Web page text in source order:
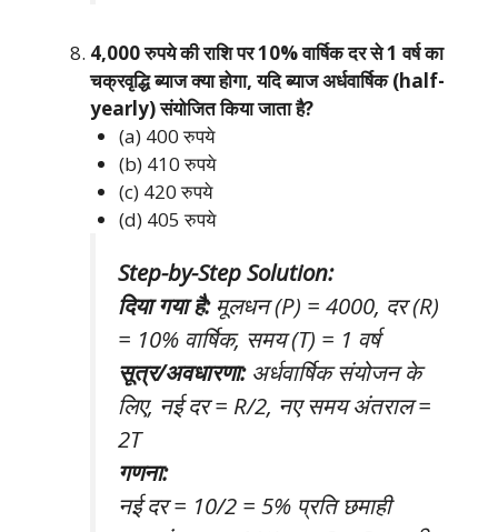
4,000 रुपये की राशि पर 10% वार्षिक दर से 1 वर्ष का
चक्रवृद्धि ब्याज क्या होगा, यदि ब्याज अर्धवार्षिक (half-
yearly) संयोजित किया जाता है?
(a) 400 रुपये
(b) 410 रुपये
(c) 420 रुपये
(d) 405 रुपये
Step-by-Step Solution:
दिया गया है:मूलधन (P) = 4000, दर (R)
= 10% वार्षिक, समय (T) = 1 वर्ष
सूत्र/अवधारणा:अर्धवार्षिक संयोजन के
लिए, नई दर = R/2, नए समय अंतराल =
2T
गणना:
नई दर = 10/2 = 5% प्रति छमाही